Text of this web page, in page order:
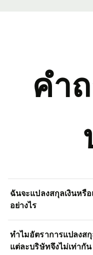
คำ
ฉันจะแปลงสกุลเงินหรือ
อย่างไร
ทำไมอัตราการแปลงส
แต่ละบริษัทจึงไม่เท่ากัน